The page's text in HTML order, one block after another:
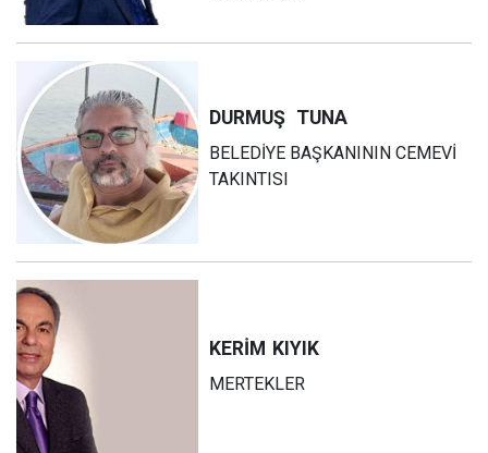
DURMUŞ TUNA
BELEDİYE BAŞKANININ CEMEVİ
TAKINTISI
KERİM KIYIK
MERTEKLER